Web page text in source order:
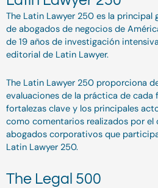
The Latin Lawyer 250 es la principal
de abogados de negocios de
de 19 años de investigación
editorial de Latin Lawyer.
The Latin Lawyer 250 proporciona
evaluaciones de la práctica de cada
fortalezas clave y los principales
como comentarios realizados por el
abogados corporativos que
Latin Lawyer 250.
The Legal 500